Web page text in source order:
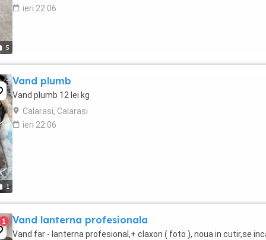
5
ieri 22:06
1
Vand plumb
Vand plumb 12 lei kg
Calarasi, Calarasi
ieri 22:06
1 Vand lanterna profesionala
Vand far - lanterna profesional,+ claxon ( foto ), noua in cutir,se